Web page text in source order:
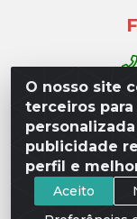
O nosso site
terceiros
publicidade
perfil e
Aceito